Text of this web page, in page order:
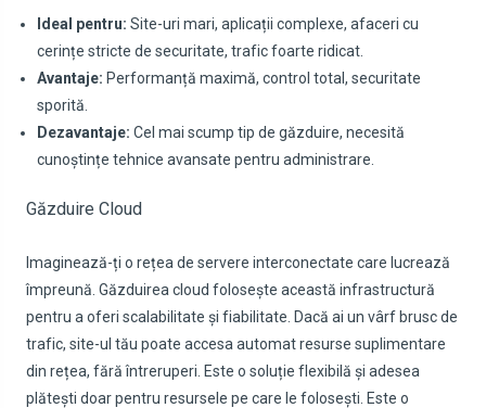
Ideal pentru: Site-uri mari, aplicații complexe, afaceri cu
cerințe stricte de securitate, trafic foarte ridicat.
Avantaje: Performanță maximă, control total, securitate
sporită.
Dezavantaje: Cel mai scump tip de găzduire, necesită
cunoștințe tehnice avansate pentru administrare.
Găzduire Cloud
Imaginează-ți o rețea de servere interconectate care lucrează
împreună. Găzduirea cloud folosește această infrastructură
pentru a oferi scalabilitate și fiabilitate. Dacă ai un vârf brusc de
trafic, site-ul tău poate accesa automat resurse suplimentare
din rețea, fără întreruperi. Este o soluție flexibilă și adesea
plătești doar pentru resursele pe care le folosești. Este o